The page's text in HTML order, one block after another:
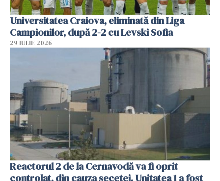
Universitatea Craiova, eliminată din Liga
Campionilor, după 2-2 cu Levski Sofia
29 IULIE 2026
Reactorul 2 de la Cernavodă va fi oprit
controlat, din cauza secetei. Unitatea 1 a fost